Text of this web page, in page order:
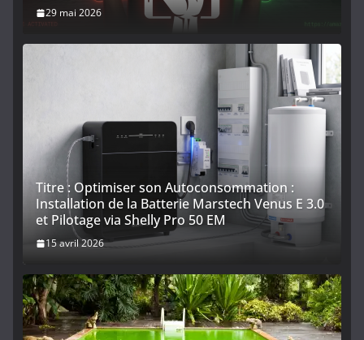
29 mai 2026
Titre : Optimiser son Autoconsommation :
Installation de la Batterie Marstech Venus E 3.0
et Pilotage via Shelly Pro 50 EM
15 avril 2026